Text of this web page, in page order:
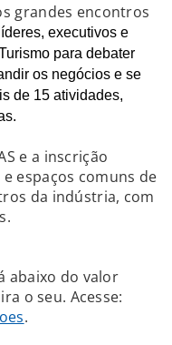
grandes encontros
íderes, executivos e
para debater
os negócios e se
de 15 atividades,
e a inscrição
espaços comuns de
da indústria, com
abaixo do valor
o seu. Acesse:
.